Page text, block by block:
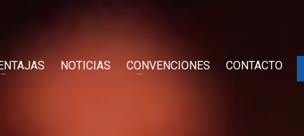
NOTICIAS CONVENCIONES CONTACTO